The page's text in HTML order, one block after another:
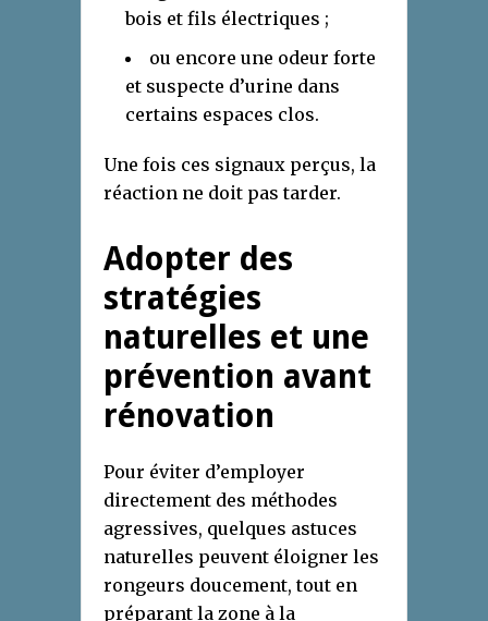
bois et fils électriques ;
ou encore une odeur forte
et suspecte d’urine dans
certains espaces clos.
Une fois ces signaux perçus, la
réaction ne doit pas tarder.
Adopter des
stratégies
naturelles et une
prévention avant
rénovation
Pour éviter d’employer
directement des méthodes
agressives, quelques astuces
naturelles peuvent éloigner les
rongeurs doucement, tout en
préparant la zone à la